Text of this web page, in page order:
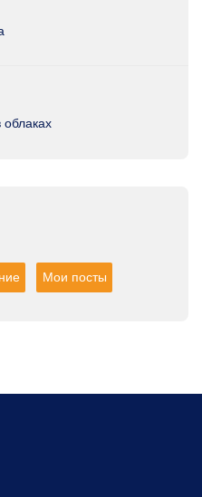
Мои посты